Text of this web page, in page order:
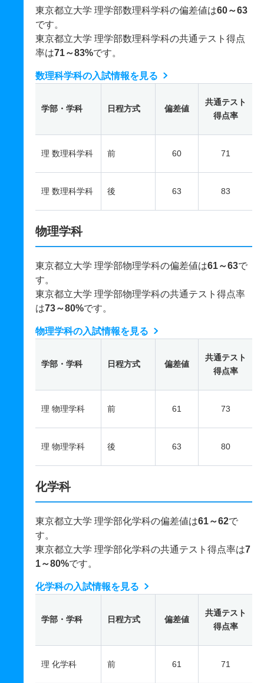
東京都立大学 理学部数理科学科の偏差値は60～63
です。
東京都立大学 理学部数理科学科の共通テスト得点
率は71～83%です。
数理科学科の入試情報を見る
学部・学科 日程方式 偏差値
共通テスト
得点率
理 数理科学科 前 60 71
理 数理科学科 後 63 83
物理学科
東京都立大学 理学部物理学科の偏差値は61～63で
す。
東京都立大学 理学部物理学科の共通テスト得点率
は73～80%です。
物理学科の入試情報を見る
学部・学科 日程方式 偏差値
共通テスト
得点率
理 物理学科 前 61 73
理 物理学科 後 63 80
化学科
東京都立大学 理学部化学科の偏差値は61～62で
す。
東京都立大学 理学部化学科の共通テスト得点率は7
1～80%です。
化学科の入試情報を見る
学部・学科 日程方式 偏差値
共通テスト
得点率
理 化学科 前 61 71